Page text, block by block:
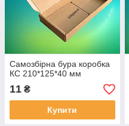
Самозбірна бура коробка
КС 210*125*40 мм
11 ₴
Купити